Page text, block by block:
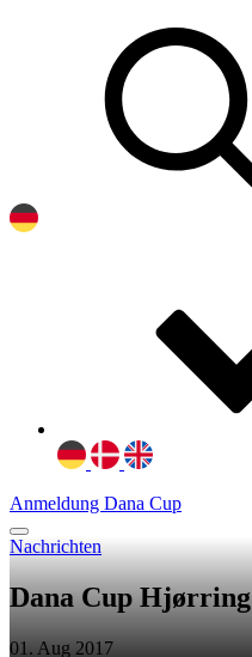
Anmeldung Dana Cup
Nachrichten
Dana Cup Hjørring
01. Aug 2017